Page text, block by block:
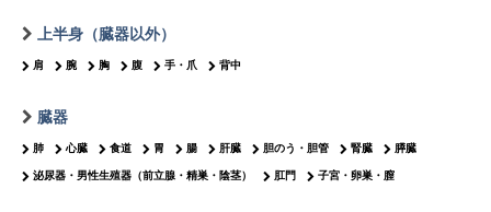
上半身（臓器以外）
肩 腕 胸 腹 手・爪 背中
臓器
肺 心臓 食道 胃 腸 肝臓 胆のう・胆管 腎臓 膵臓
泌尿器・男性生殖器（前立腺・精巣・陰茎） 肛門 子宮・卵巣・膣